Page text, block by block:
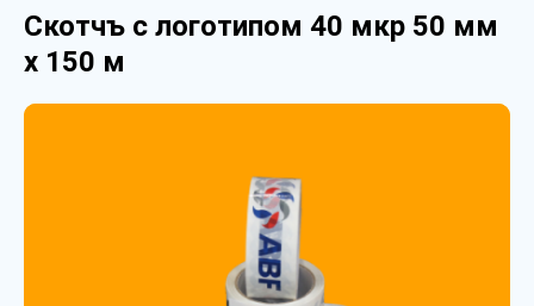
Скотчъ с логотипом 40 мкр 50 мм
х 150 м